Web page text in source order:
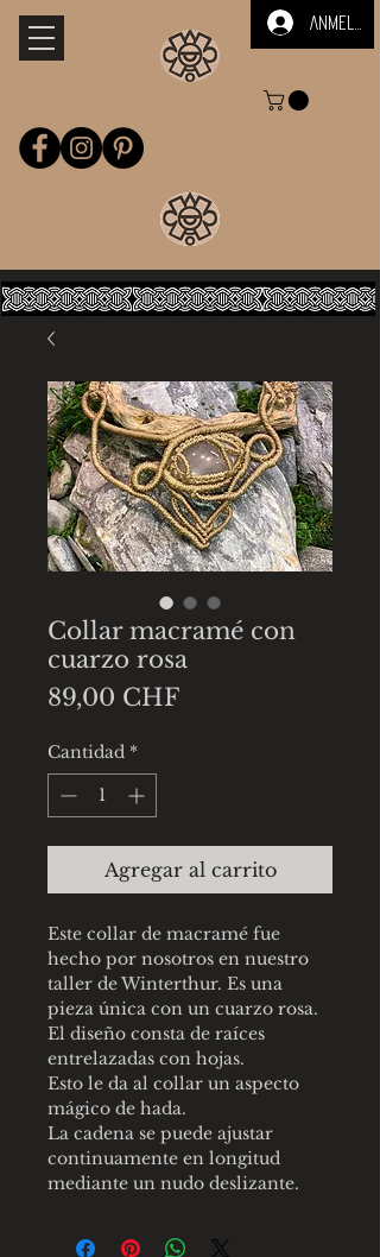
Anmelden
Collar macramé con
cuarzo rosa
89,00 CHFPrecio
Cantidad *
Agregar al carrito
Este collar de macramé fue
hecho por nosotros en nuestro
taller de Winterthur. Es una
pieza única con un cuarzo rosa.
El diseño consta de raíces
entrelazadas con hojas.
Esto le da al collar un aspecto
mágico de hada.
La cadena se puede ajustar
continuamente en longitud
mediante un nudo deslizante.